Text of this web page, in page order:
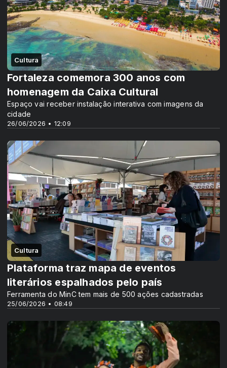
Cultura
26/06/2026 • 12:09
Fortaleza comemora 300 anos com
homenagem da Caixa Cultural
Espaço vai receber instalação interativa com imagens da
cidade
Cultura
25/06/2026 • 08:49
Plataforma traz mapa de eventos
literários espalhados pelo país
Ferramenta do MinC tem mais de 500 ações cadastradas